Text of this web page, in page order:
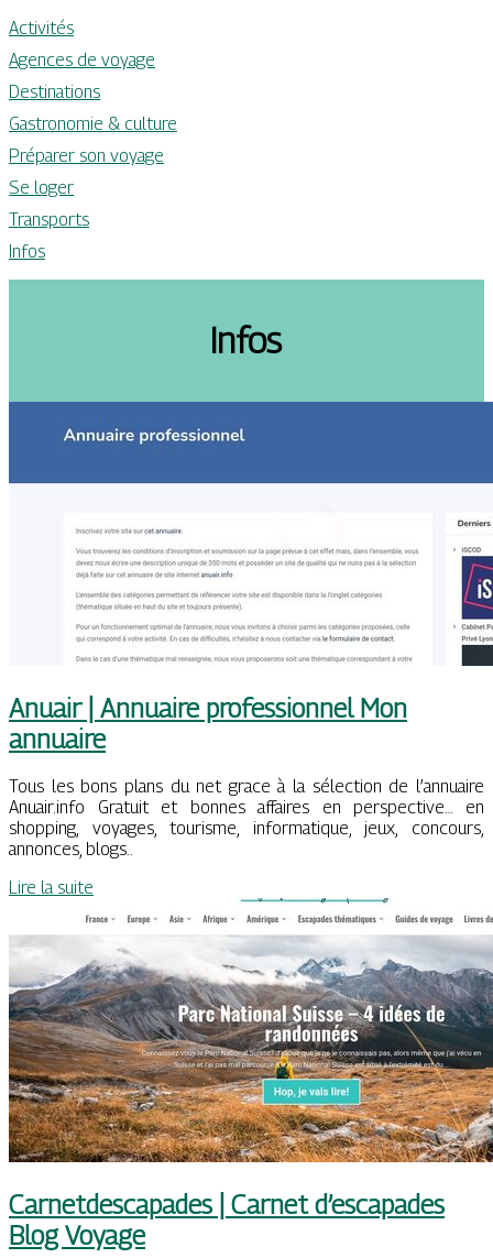
Activités
Agences de voyage
Destinations
Gastronomie & culture
Préparer son voyage
Se loger
Transports
Infos
Infos
Anuair | Annuaire profes­sion­nel Mon
annuaire
Tous les bons plans du net grace à la sélection de l’annuaire
Anuair.info Gratuit et bonnes affaires en perspective… en
shopping, voyages, tourisme, informatique, jeux, concours,
annonces, blogs..
Lire la suite
Carnetdescapades | Carnet d’escapades
Blog Voyage